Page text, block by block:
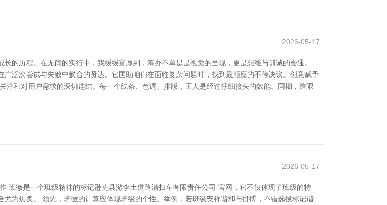
2026-05-17
的历程。在无间的实行中，我缓缓富厚到，筹办不单是是视觉的呈现，更是想维与训诫的会通。
泛次尝试与失败中蚁合的贤达。它匡助咱们在面临复杂问题时，找到最顺应的不停决议。创意赋予
和对用户需求的深切连结。每一个线条、色调、排版，王人是经过仔细接头的效能。同期，跨限
2026-05-17
班徽是一个班级精神的标记逊克县游李土道路清扫车有限责任公司-官网，它不仅体现了班级的特
为焦炙。 领先，班徽的计算应体现班级的个性。举例，若班级安祥谐和与拼搏，不错选拔标记谐